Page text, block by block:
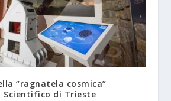
“ragnatela cosmica”
Scientifico di Trieste